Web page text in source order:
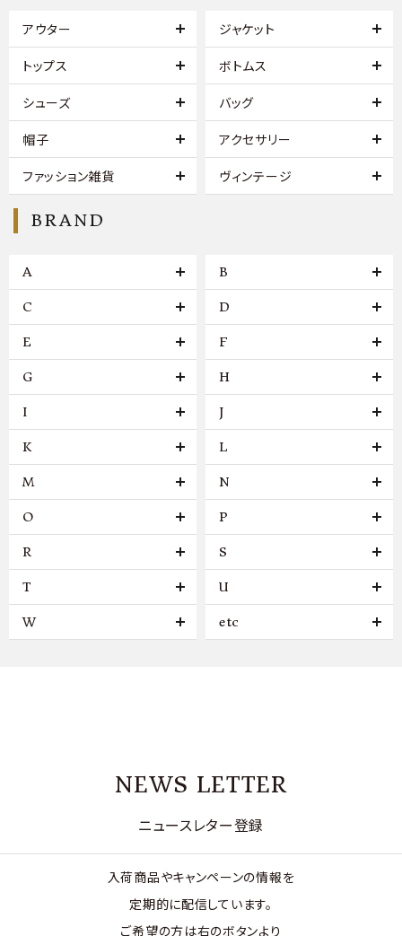
アウター ジャケット
トップス ボトムス
シューズ バッグ
帽子 アクセサリー
ファッション雑貨 ヴィンテージ
BRAND
A B
C D
E F
G H
I J
K L
M N
O P
R S
T U
W etc
NEWS LETTER
ニュースレター登録
入荷商品やキャンペーンの情報を
定期的に配信しています。
ご希望の方は右のボタンより